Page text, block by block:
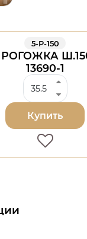
5-Р-150
13690-1
Купить